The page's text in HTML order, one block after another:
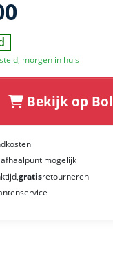
morgen in huis
Bekijk op Bol
mogelijk
gratisretourneren